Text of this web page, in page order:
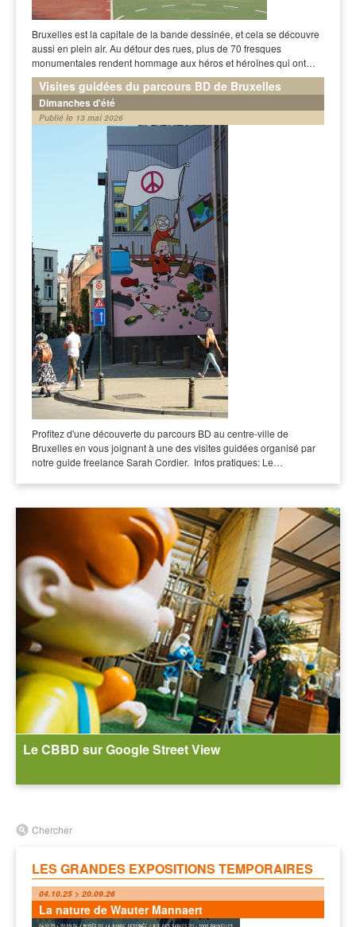
Bruxelles est la capitale de la bande dessinée, et cela se découvre
aussi en plein air. Au détour des rues, plus de 70 fresques
monumentales rendent hommage aux héros et héroïnes qui ont…
Visites guidées du parcours BD de Bruxelles
Dimanches d'été
Publié le 13 mai 2026
Profitez d'une découverte du parcours BD au centre-ville de
Bruxelles en vous joignant à une des visites guidées organisé par
notre guide freelance Sarah Cordier. Infos pratiques: Le…
Le CBBD sur Google Street View
Chercher
LES GRANDES EXPOSITIONS TEMPORAIRES
04.10.25 > 20.09.26
La nature de Wauter Mannaert